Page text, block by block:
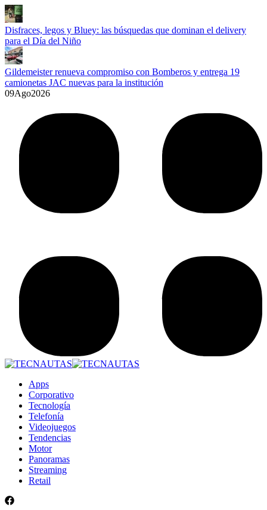
Disfraces, legos y Bluey: las búsquedas que dominan el delivery
para el Día del Niño
Gildemeister renueva compromiso con Bomberos y entrega 19
camionetas JAC nuevas para la institución
09Ago2026
Apps
Corporativo
Tecnología
Telefonía
Videojuegos
Tendencias
Motor
Panoramas
Streaming
Retail